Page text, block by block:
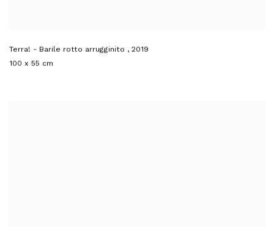
Terra! - Barile rotto arrugginito , 2019
100 x 55 cm